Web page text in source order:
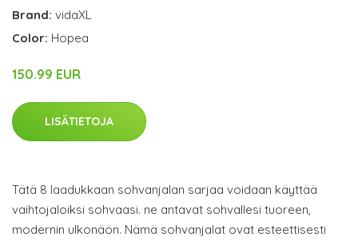
Brand: vidaXL
Color: Hopea
150.99 EUR
LISÄTIETOJA
Tätä 8 laadukkaan sohvanjalan sarjaa voidaan käyttää
vaihtojaloiksi sohvaasi. ne antavat sohvallesi tuoreen,
modernin ulkonäön. Nämä sohvanjalat ovat esteettisesti